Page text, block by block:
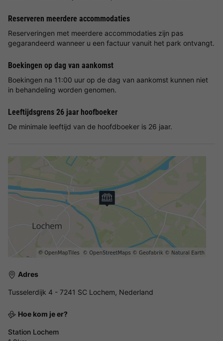
Reserveren meerdere accommodaties
Reserveringen met meerdere accommodaties zijn pas
gegarandeerd wanneer u een factuur vanuit het park ontvangt.
Boekingen op dag van aankomst
Boekingen na 11:00 uur op de dag van aankomst kunnen niet
in behandeling worden genomen.
Leeftijdsgrens 26 jaar hoofboeker
De minimale leeftijd van de hoofdboeker is 26 jaar.
Adres
Tusselerdijk 4 - 7241 SC Lochem, Nederland
Hoe kom je er?
Station Lochem